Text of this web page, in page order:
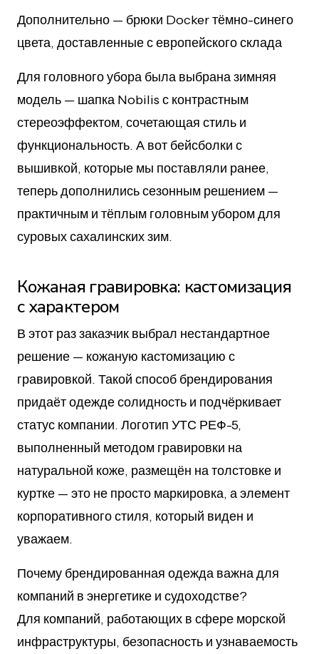
Дополнительно — брюки Docker тёмно-синего
цвета, доставленные с европейского склада
Для головного убора была выбрана зимняя
модель — шапка Nobilis с контрастным
стереоэффектом, сочетающая стиль и
функциональность. А вот бейсболки с
вышивкой, которые мы поставляли ранее,
теперь дополнились сезонным решением —
практичным и тёплым головным убором для
суровых сахалинских зим.
Кожаная гравировка: кастомизация
с характером
В этот раз заказчик выбрал нестандартное
решение — кожаную кастомизацию с
гравировкой. Такой способ брендирования
придаёт одежде солидность и подчёркивает
статус компании. Логотип УТС РЕФ-5,
выполненный методом гравировки на
натуральной коже, размещён на толстовке и
куртке — это не просто маркировка, а элемент
корпоративного стиля, который виден и
уважаем.
Почему брендированная одежда важна для
компаний в энергетике и судоходстве?
Для компаний, работающих в сфере морской
инфраструктуры, безопасность и узнаваемость